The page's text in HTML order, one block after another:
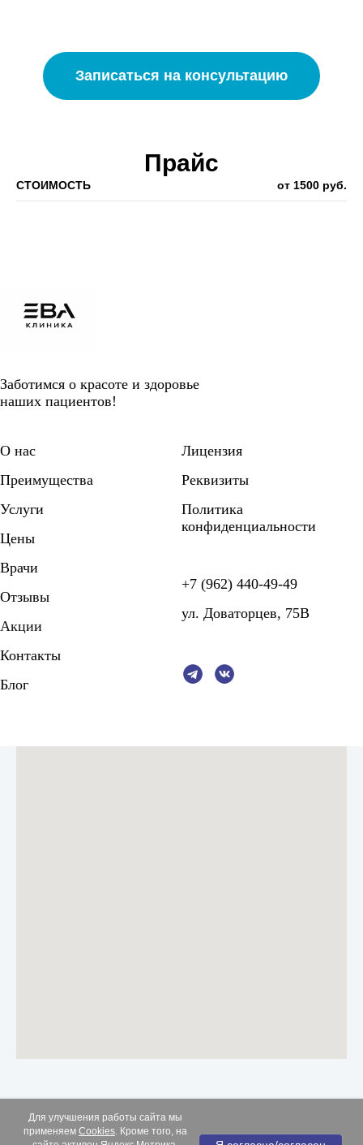
Записаться на консультацию
Прайс
СТОИМОСТЬ от 1500 руб.
Заботимся о красоте и здоровье
наших пациентов!
О нас
Преимущества
Услуги
Цены
Врачи
Отзывы
Акции
Контакты
Блог
Лицензия
Реквизиты
Политика
конфиденциальности
+7 (962) 440-49-49
ул. Доваторцев, 75В
Все права защищены. Материалы сайта носят
Для улучшения работы сайта мы
применяем Cookies. Кроме того, на